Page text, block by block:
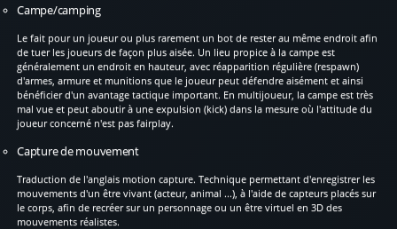
Campe/camping
Le fait pour un joueur ou plus rarement un bot de rester au même endroit afin
de tuer les joueurs de façon plus aisée. Un lieu propice à la campe est
généralement un endroit en hauteur, avec réapparition régulière (respawn)
d'armes, armure et munitions que le joueur peut défendre aisément et ainsi
bénéficier d'un avantage tactique important. En multijoueur, la campe est très
mal vue et peut aboutir à une expulsion (kick) dans la mesure où l'attitude du
joueur concerné n'est pas fairplay.
Capture de mouvement
Traduction de l'anglais motion capture. Technique permettant d'enregistrer les
mouvements d'un être vivant (acteur, animal ...), à l'aide de capteurs placés sur
le corps, afin de recréer sur un personnage ou un être virtuel en 3D des
mouvements réalistes.